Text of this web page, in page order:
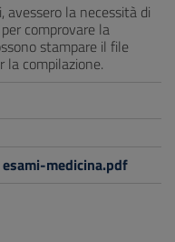
la necessità di
comprovare la
stampare il file
compilazione.
medicina.pdf